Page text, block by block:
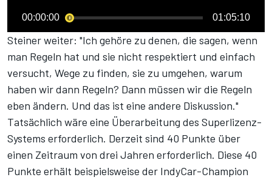
00:00:00 01:05:10
Steiner weiter: "Ich gehöre zu denen, die sagen, wenn
man Regeln hat und sie nicht respektiert und einfach
versucht, Wege zu finden, sie zu umgehen, warum
haben wir dann Regeln? Dann müssen wir die Regeln
eben ändern. Und das ist eine andere Diskussion."
Tatsächlich wäre eine Überarbeitung des Superlizenz-
Systems erforderlich. Derzeit sind 40 Punkte über
einen Zeitraum von drei Jahren erforderlich. Diese 40
Punkte erhält beispielsweise der IndyCar-Champion